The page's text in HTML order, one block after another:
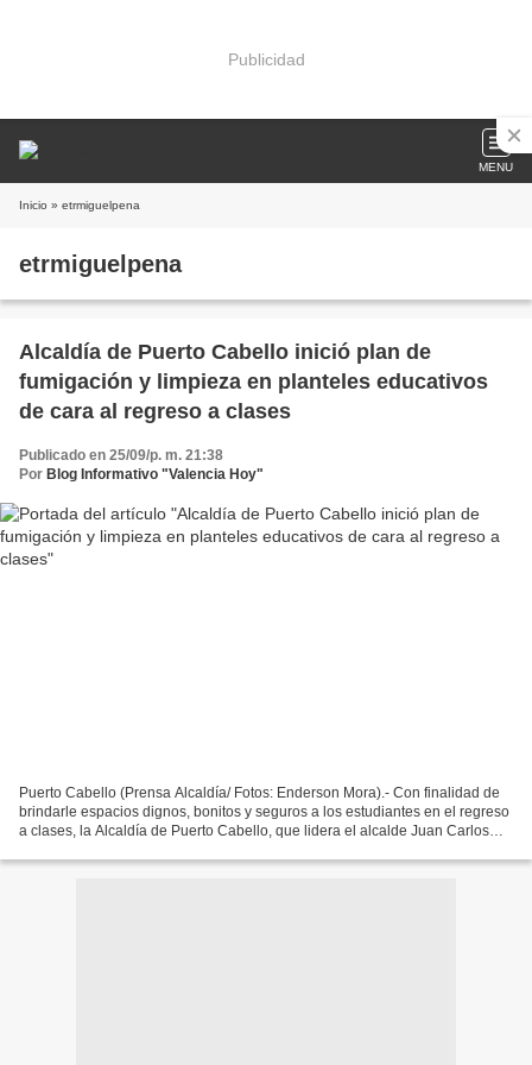
Publicidad
MENU
Inicio » etrmiguelpena
etrmiguelpena
Alcaldía de Puerto Cabello inició plan de
fumigación y limpieza en planteles educativos
de cara al regreso a clases
Publicado en 25/09/p. m. 21:38
Por Blog Informativo "Valencia Hoy"
Puerto Cabello (Prensa Alcaldía/ Fotos: Enderson Mora).- Con finalidad de
brindarle espacios dignos, bonitos y seguros a los estudiantes en el regreso
a clases, la Alcaldía de Puerto Cabello, que lidera el alcalde Juan Carlos